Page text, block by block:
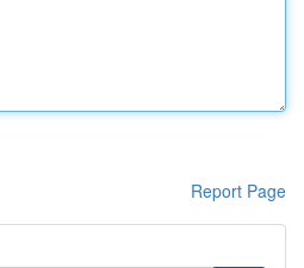
Report Page